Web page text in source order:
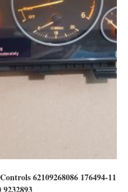
62109268086 176494-11
9232893